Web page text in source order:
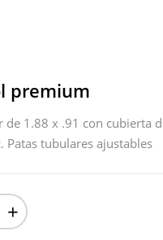
premium
de 1.88 x .91 con cubierta
Patas tubulares ajustables
+